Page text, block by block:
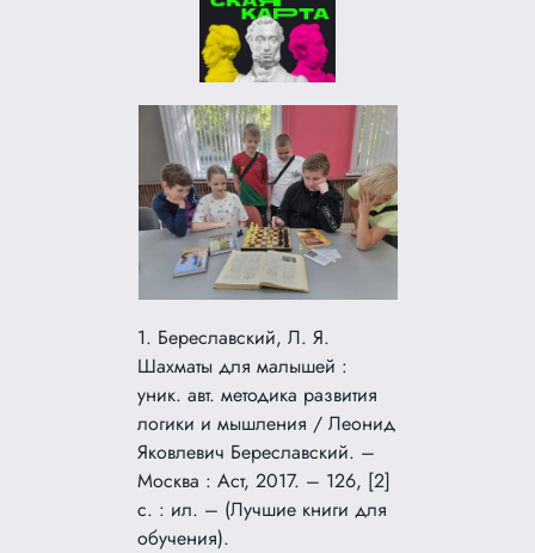
1. Береславский, Л. Я.
Шахматы для малышей :
уник. авт. методика развития
логики и мышления / Леонид
Яковлевич Береславский. –
Москва : Аст, 2017. – 126, [2]
с. : ил. – (Лучшие книги для
обучения).